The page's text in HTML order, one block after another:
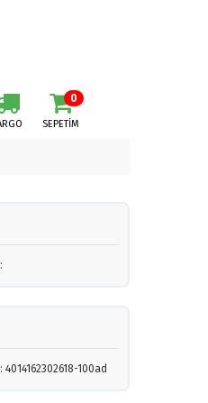
SEPETIM
0
:
: 4014162302618-100ad